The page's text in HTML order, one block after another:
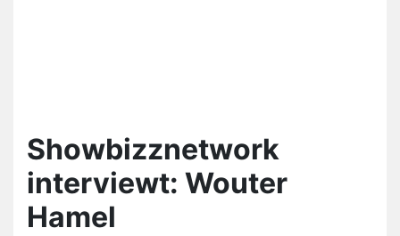
Showbizznetwork
interviewt: Wouter
Hamel